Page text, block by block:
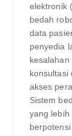
elektronik
bedah
data
penyedia
konsultasi
akses
Sistem
yang